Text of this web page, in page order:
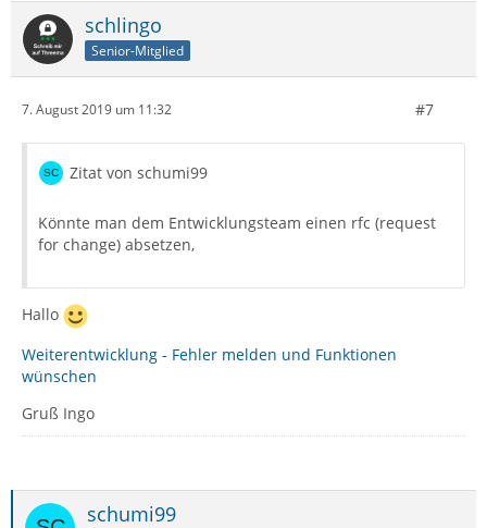
schlingo
Senior-Mitglied
7. August 2019 um 11:32 #7
Zitat von schumi99
Könnte man dem Entwicklungsteam einen rfc (request
for change) absetzen,
Hallo
Weiterentwicklung - Fehler melden und Funktionen
wünschen
Gruß Ingo
schumi99